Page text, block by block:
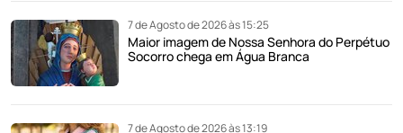
7 de Agosto de 2026 às 15:25
Maior imagem de Nossa Senhora do Perpétuo
Socorro chega em Água Branca
7 de Agosto de 2026 às 13:19